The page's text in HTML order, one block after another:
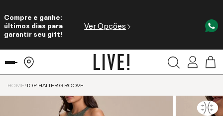
Compre e ganhe:
últimos dias para
garantir seu gift!
Ver Opções
HOME TOP HALTER GROOVE